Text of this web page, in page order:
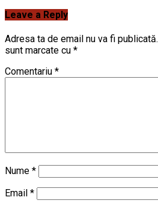
Leave a Reply
Adresa ta de email nu va fi publicată.
sunt marcate cu *
Comentariu *
Nume *
Email *